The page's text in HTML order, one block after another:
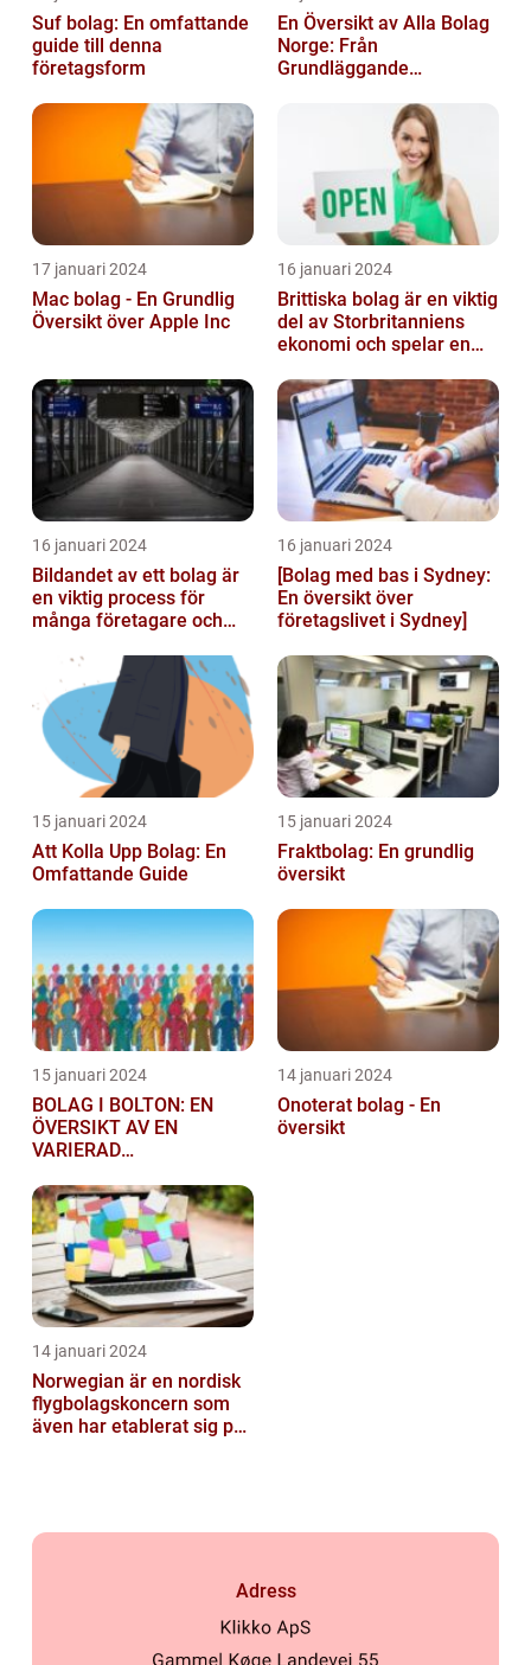
Suf bolag: En omfattande
guide till denna
företagsform
En Översikt av Alla Bolag
Norge: Från
Grundläggande
Kvantitativa Mätningar
17 januari 2024
Mac bolag - En Grundlig
Översikt över Apple Inc
16 januari 2024
Brittiska bolag är en viktig
del av Storbritanniens
ekonomi och spelar en
landets...
16 januari 2024
Bildandet av ett bolag är
en viktig process för
många företagare och
starta ...
16 januari 2024
[Bolag med bas i Sydney:
En översikt över
företagslivet i Sydney]
15 januari 2024
Att Kolla Upp Bolag: En
Omfattande Guide
15 januari 2024
Fraktbolag: En grundlig
översikt
15 januari 2024
BOLAG I BOLTON: EN
ÖVERSIKT AV EN
VARIERAD
14 januari 2024
Onoterat bolag - En
översikt
14 januari 2024
Norwegian är en nordisk
flygbolagskoncern som
även har etablerat sig på
Adress